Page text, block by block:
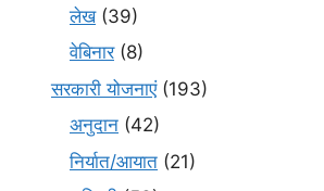
लेख(39)
वेबिनार(8)
सरकारी योजनाएं(193)
अनुदान (42)
निर्यात/आयात (21)